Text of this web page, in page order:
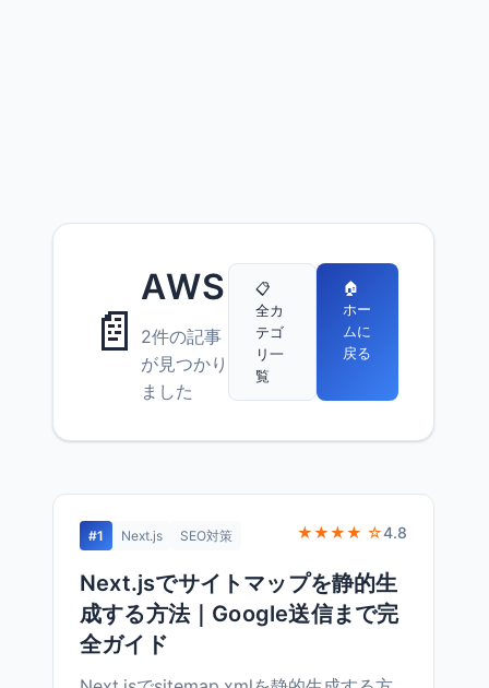
📄
AWS
2件の記事
が見つかり
ました
📋
全カ
テゴ
リ一
覧
🏠
ホー
ムに
戻る
#1 Next.js SEO対策 ★★★★ ☆4.8
Next.jsでサイトマップを静的生
成する方法｜Google送信まで完
全ガイド